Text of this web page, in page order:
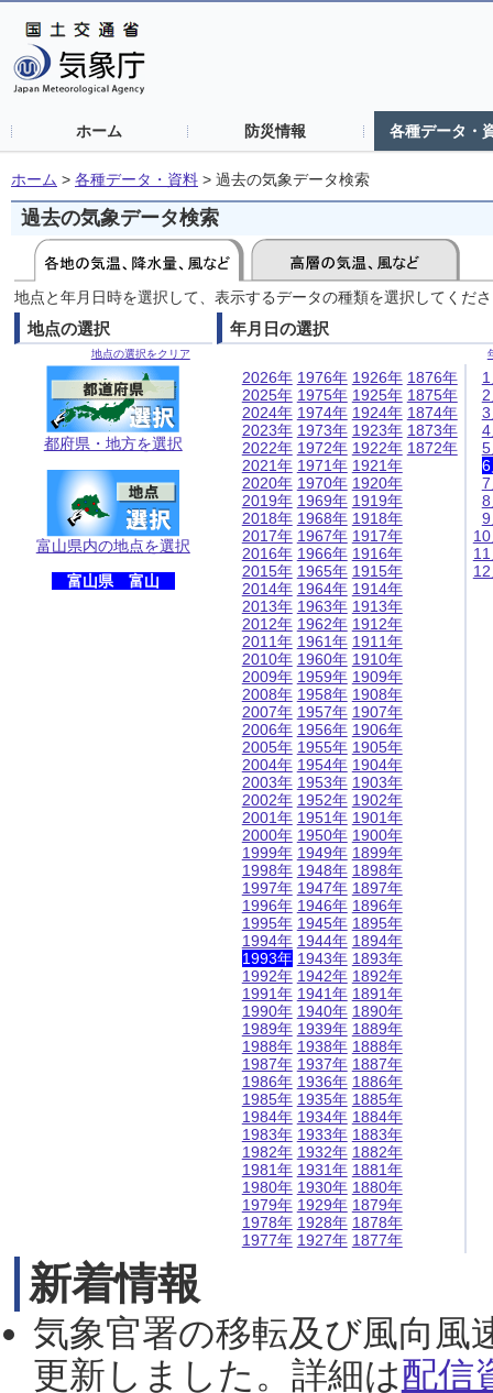
ホーム 防災情報 各種データ・
ホーム > 各種データ・資料 > 過去の気象データ検索
過去の気象データ検索
地点と年月日時を選択して、表示するデータの種類を選択してくだ
地点の選択
地点の選択をクリア
都府県・地方を選択
富山県内の地点を選択
富山県 富山
年月日の選択
2026年
2025年
2024年
2023年
2022年
2021年
2020年
2019年
2018年
2017年
2016年
2015年
2014年
2013年
2012年
2011年
2010年
2009年
2008年
2007年
2006年
2005年
2004年
2003年
2002年
2001年
2000年
1999年
1998年
1997年
1996年
1995年
1994年
1993年
1992年
1991年
1990年
1989年
1988年
1987年
1986年
1985年
1984年
1983年
1982年
1981年
1980年
1979年
1978年
1977年
1976年
1975年
1974年
1973年
1972年
1971年
1970年
1969年
1968年
1967年
1966年
1965年
1964年
1963年
1962年
1961年
1960年
1959年
1958年
1957年
1956年
1955年
1954年
1953年
1952年
1951年
1950年
1949年
1948年
1947年
1946年
1945年
1944年
1943年
1942年
1941年
1940年
1939年
1938年
1937年
1936年
1935年
1934年
1933年
1932年
1931年
1930年
1929年
1928年
1927年
1926年
1925年
1924年
1923年
1922年
1921年
1920年
1919年
1918年
1917年
1916年
1915年
1914年
1913年
1912年
1911年
1910年
1909年
1908年
1907年
1906年
1905年
1904年
1903年
1902年
1901年
1900年
1899年
1898年
1897年
1896年
1895年
1894年
1893年
1892年
1891年
1890年
1889年
1888年
1887年
1886年
1885年
1884年
1883年
1882年
1881年
1880年
1879年
1878年
1877年
1876年
1875年
1874年
1873年
1872年
新着情報
気象官署の移転及び風向風
更新しました。詳細は配信